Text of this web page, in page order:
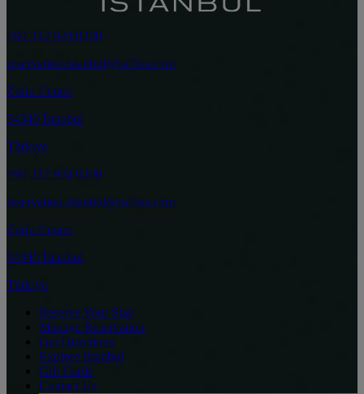
+90 212 924 0200
reservation.istanbul@raffles.com
Zorlu Center
34340 İstanbul
Türkiye
+90 212 924 0200
reservation.istanbul@raffles.com
Zorlu Center
34340 İstanbul
Türkiye
Reserve Your Stay
Manage Reservation
Get Directions
Explore Istanbul
Gift Cards
Contact Us